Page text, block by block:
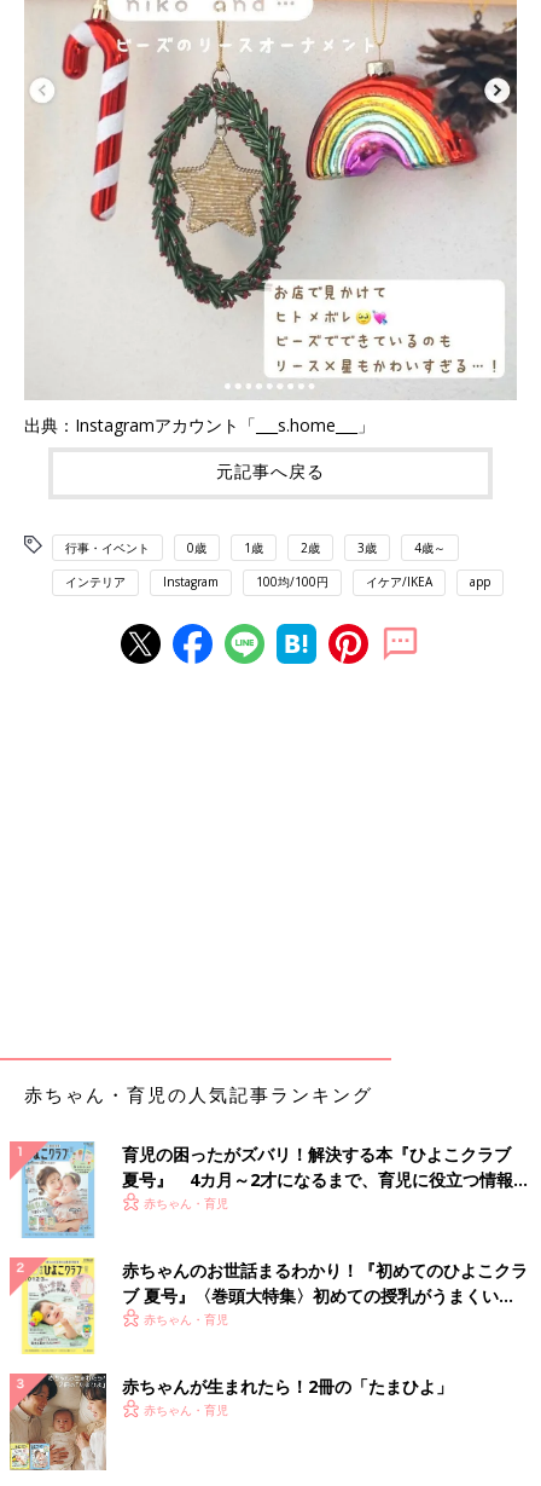
出典：Instagramアカウント「___s.home___」
元記事へ戻る
行事・イベント 0歳 1歳 2歳 3歳 4歳～
インテリア Instagram 100均/100円 イケア/IKEA app
赤ちゃん・育児の人気記事ランキング
育児の困ったがズバリ！解決する本『ひよこクラブ
夏号』 4カ月～2才になるまで、育児に役立つ情報が
いっぱい！
赤ちゃん・育児
赤ちゃんのお世話まるわかり！『初めてのひよこクラ
ブ 夏号』〈巻頭大特集〉初めての授乳がうまくい
く！ おっぱい・ミルクの基本と夏のトラブル 解決テ
赤ちゃん・育児
赤ちゃんが生まれたら！2冊の「たまひよ」
赤ちゃん・育児